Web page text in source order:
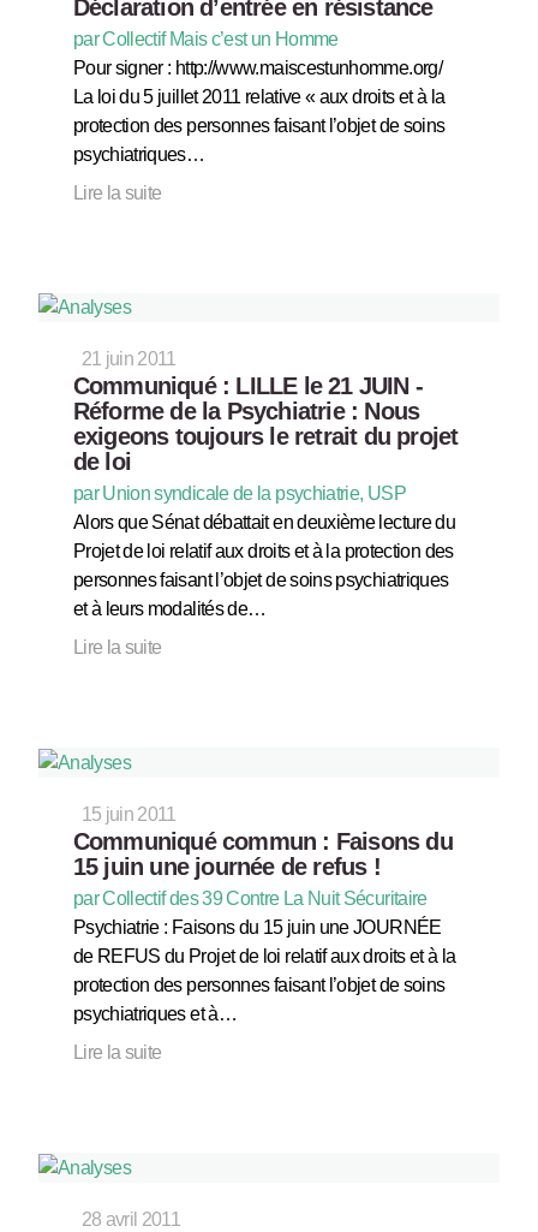
Déclaration d’entrée en résistance
par Collectif Mais c’est un Homme
Pour signer : http://www.maiscestunhomme.org/
La loi du 5 juillet 2011 relative « aux droits et à la
protection des personnes faisant l’objet de soins
psychiatriques…
Lire la suite
21 juin 2011
Communiqué : LILLE le 21 JUIN -
Réforme de la Psychiatrie : Nous
exigeons toujours le retrait du projet
de loi
par Union syndicale de la psychiatrie, USP
Alors que Sénat débattait en deuxième lecture du
Projet de loi relatif aux droits et à la protection des
personnes faisant l’objet de soins psychiatriques
et à leurs modalités de…
Lire la suite
15 juin 2011
Communiqué commun : Faisons du
15 juin une journée de refus !
par Collectif des 39 Contre La Nuit Sécuritaire
Psychiatrie : Faisons du 15 juin une JOURNÉE
de REFUS du Projet de loi relatif aux droits et à la
protection des personnes faisant l’objet de soins
psychiatriques et à…
Lire la suite
28 avril 2011